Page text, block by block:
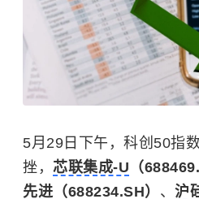
5月29日下午，科创50指
挫， 芯联集成-U （
先进 （688234.SH） 、 沪